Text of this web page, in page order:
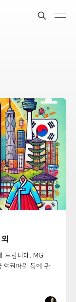
드립니다. MG
여권파워 등에 관